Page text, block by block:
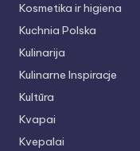
Kosmetika ir higiena
Kuchnia Polska
Kulinarija
Kulinarne Inspiracje
Kultūra
Kvapai
Kvepalai